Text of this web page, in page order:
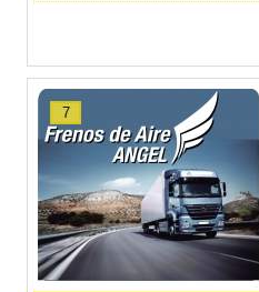
7